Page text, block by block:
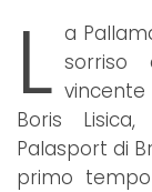
L a
sorriso
Boris
Palasport di
primo